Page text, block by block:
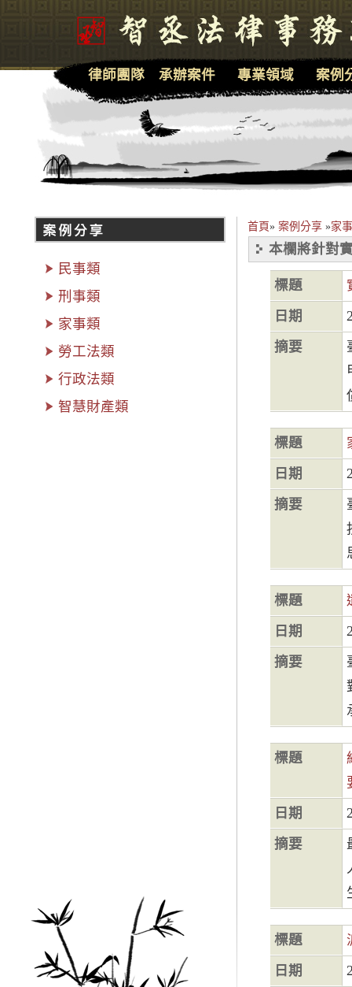
首頁» 案例分享»家
本欄將針對
標題
日期
摘要
標題
日期
摘要
標題
日期
摘要
標題
日期
摘要
標題
日期
律師團隊 承辦案件 專業領域 案例
民事類
刑事類
家事類
勞工法類
行政法類
智慧財產類